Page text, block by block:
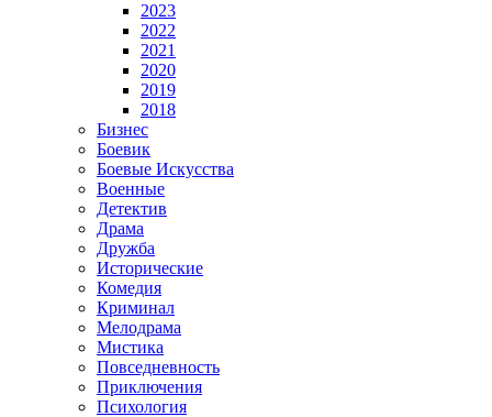
2023
2022
2021
2020
2019
2018
Бизнес
Боевик
Боевые Искусства
Военные
Детектив
Драма
Дружба
Исторические
Комедия
Криминал
Мелодрама
Мистика
Повседневность
Приключения
Психология